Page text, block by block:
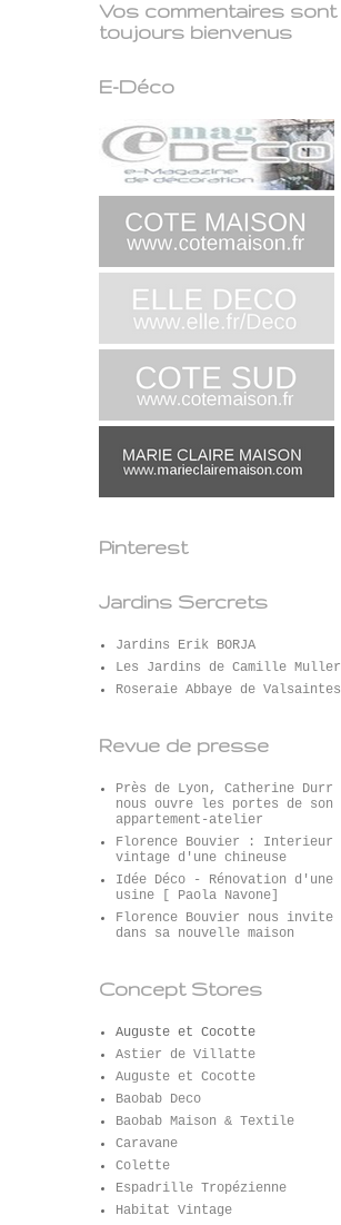
Vos commentaires sont
toujours bienvenus
E-Déco
Pinterest
Jardins Sercrets
Jardins Erik BORJA
Les Jardins de Camille Muller
Roseraie Abbaye de Valsaintes
Revue de presse
Près de Lyon, Catherine Durr
nous ouvre les portes de son
appartement-atelier
Florence Bouvier : Interieur
vintage d'une chineuse
Idée Déco - Rénovation d'une
usine [ Paola Navone]
Florence Bouvier nous invite
dans sa nouvelle maison
Concept Stores
Auguste et Cocotte
Astier de Villatte
Auguste et Cocotte
Baobab Deco
Baobab Maison & Textile
Caravane
Colette
Espadrille Tropézienne
Habitat Vintage